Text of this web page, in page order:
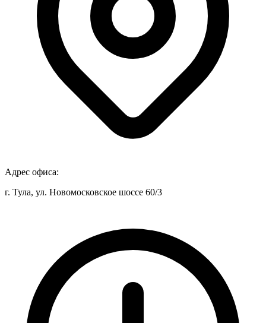
Адрес офиса:
г. Тула, ул. Новомосковское шоссе 60/3